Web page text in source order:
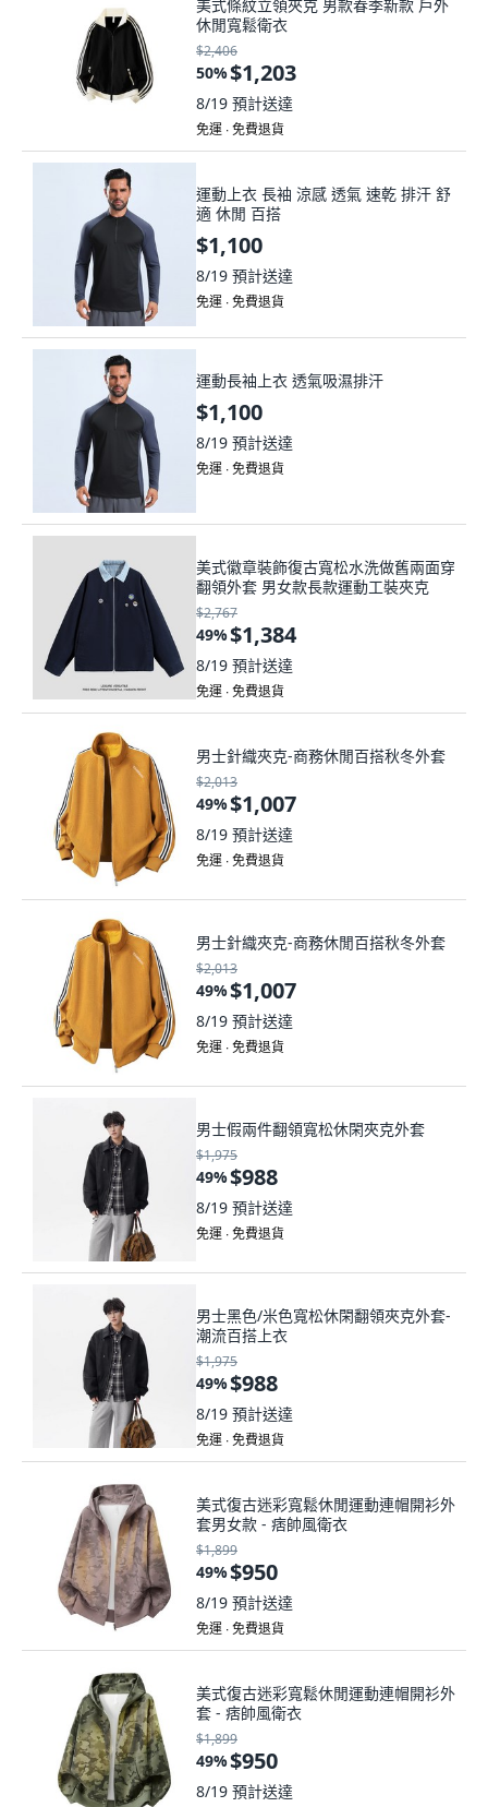
美式條紋立領夾克 男款春季新款 戶外
休閒寬鬆衛衣
$2,406
50%$1,203
8/19 預計送達
免運 ∙ 免費退貨
運動上衣 長袖 涼感 透氣 速乾 排汗 舒
適 休閒 百搭
$1,100
8/19 預計送達
免運 ∙ 免費退貨
運動長袖上衣 透氣吸濕排汗
$1,100
8/19 預計送達
免運 ∙ 免費退貨
美式徽章裝飾復古寬松水洗做舊兩面穿
翻領外套 男女款長款運動工裝夾克
$2,767
49%$1,384
8/19 預計送達
免運 ∙ 免費退貨
男士針織夾克-商務休閒百搭秋冬外套
$2,013
49%$1,007
8/19 預計送達
免運 ∙ 免費退貨
男士針織夾克-商務休閒百搭秋冬外套
$2,013
49%$1,007
8/19 預計送達
免運 ∙ 免費退貨
男士假兩件翻領寬松休閑夾克外套
$1,975
49%$988
8/19 預計送達
免運 ∙ 免費退貨
男士黑色/米色寬松休閑翻領夾克外套-
潮流百搭上衣
$1,975
49%$988
8/19 預計送達
免運 ∙ 免費退貨
美式復古迷彩寬鬆休閒運動連帽開衫外
套男女款 - 痞帥風衛衣
$1,899
49%$950
8/19 預計送達
免運 ∙ 免費退貨
美式復古迷彩寬鬆休閒運動連帽開衫外
套 - 痞帥風衛衣
$1,899
49%$950
8/19 預計送達